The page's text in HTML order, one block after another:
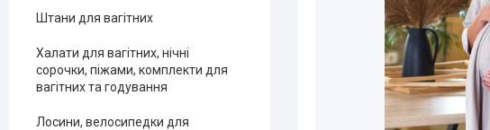
Штани для вагітних
Халати для вагітних, нічні
сорочки, піжами, комплекти для
вагітних та годування
Лосини, велосипедки для